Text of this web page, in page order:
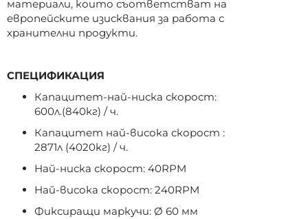
материали, които съответстват на
европейските изисквания за работа с
хранителни продукти.
СПЕЦИФИКАЦИЯ
Капацитет-най-ниска скорост:
600л.(840кг) / ч.
Капацитет най-висока скорост :
2871л (4020кг) / ч.
Най-ниска скорост: 40RPM
Най-висока скорост: 240RPM
Фиксиращи маркучи: Ø 60 мм